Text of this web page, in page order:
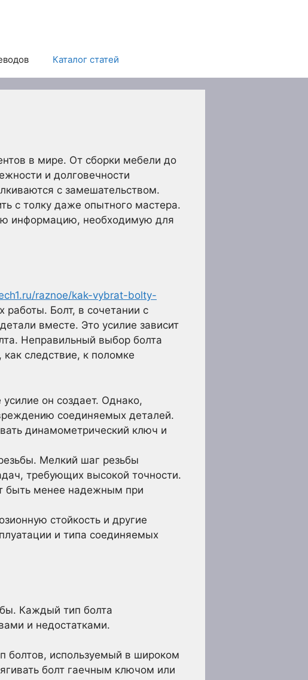
Каталог статей
в мире. От сборки мебели до
и долговечности
с замешательством.
с толку даже опытного мастера.
информацию, необходимую для
raznoe/kak-vybrat-bolty-
Болт, в сочетании с
вместе. Это усилие зависит
Неправильный выбор болта
следствие, к поломке
он создает. Однако,
соединяемых деталей.
динамометрический ключ и
Мелкий шаг резьбы
требующих высокой точности.
быть менее надежным при
стойкость и другие
и типа соединяемых
Каждый тип болта
и недостатками.
болтов, используемый в широком
болт гаечным ключом или